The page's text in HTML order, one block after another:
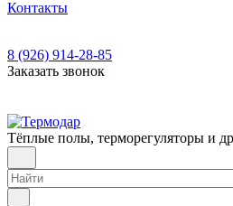
Контакты
8 (926) 914-28-85
Заказать звонок
Тёплые полы, терморегуляторы и